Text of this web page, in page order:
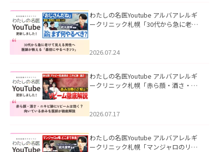
わたしの名医Youtube アルバアレルギ
ークリニック札幌「30代から急に老け
た。
2026.07.24
わたしの名医Youtube アルバアレルギ
ークリニック札幌「赤ら顔・酒さ・ニ
した。
2026.07.17
わたしの名医Youtube アルバアレルギ
ークリニック札幌「マンジャロのリア